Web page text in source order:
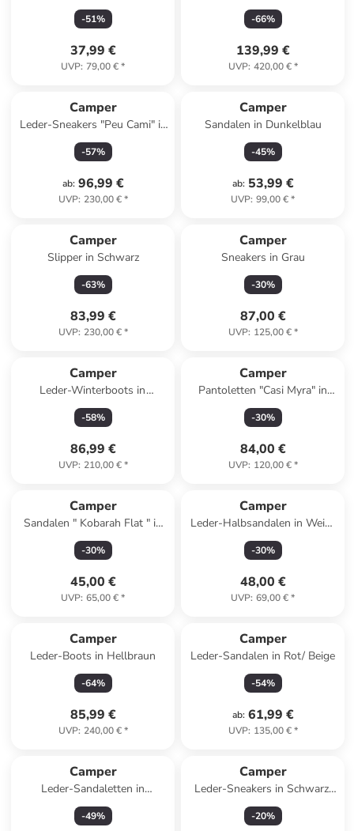
-51%
37,99 €
UVP: 79,00 €*
-66%
139,99 €
UVP: 420,00 €*
Camper
Leder-Sneakers "Peu Cami" in
Weiß
-57%
ab: 96,99 €
UVP: 230,00 €*
Camper
Sandalen in Dunkelblau
-45%
ab: 53,99 €
UVP: 99,00 €*
Camper
Slipper in Schwarz
-63%
83,99 €
UVP: 230,00 €*
Camper
Sneakers in Grau
-30%
87,00 €
UVP: 125,00 €*
Camper
Leder-Winterboots in
Hellbraun
-58%
86,99 €
UVP: 210,00 €*
Camper
Pantoletten "Casi Myra" in
Schwarz
-30%
84,00 €
UVP: 120,00 €*
Camper
Sandalen " Kobarah Flat " in
Schwarz
-30%
45,00 €
UVP: 65,00 €*
Camper
Leder-Halbsandalen in Weiß/
Gelb
-30%
48,00 €
UVP: 69,00 €*
Camper
Leder-Boots in Hellbraun
-64%
85,99 €
UVP: 240,00 €*
Camper
Leder-Sandalen in Rot/ Beige
-54%
ab: 61,99 €
UVP: 135,00 €*
Camper
Leder-Sandaletten in
Hellbraun
-49%
Camper
Leder-Sneakers in Schwarz/
Rot
-20%